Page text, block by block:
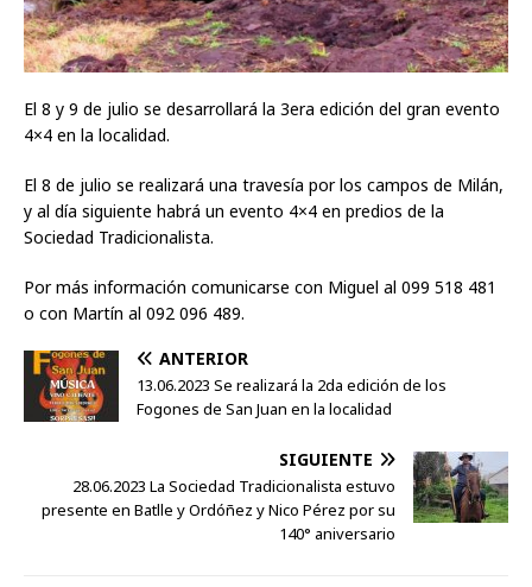
El 8 y 9 de julio se desarrollará la 3era edición del gran evento
4×4 en la localidad.
El 8 de julio se realizará una travesía por los campos de Milán,
y al día siguiente habrá un evento 4×4 en predios de la
Sociedad Tradicionalista.
Por más información comunicarse con Miguel al 099 518 481
o con Martín al 092 096 489.
ANTERIOR
13.06.2023 Se realizará la 2da edición de los
Fogones de San Juan en la localidad
SIGUIENTE
28.06.2023 La Sociedad Tradicionalista estuvo
presente en Batlle y Ordóñez y Nico Pérez por su
140° aniversario